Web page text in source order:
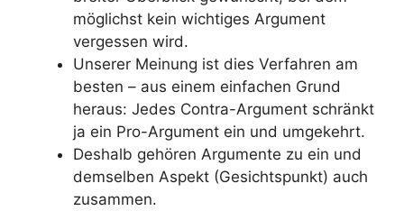
möglichst kein wichtiges Argument
vergessen wird.
Unserer Meinung ist dies Verfahren am
besten – aus einem einfachen Grund
heraus: Jedes Contra-Argument schränkt
ja ein Pro-Argument ein und umgekehrt.
Deshalb gehören Argumente zu ein und
demselben Aspekt (Gesichtspunkt) auch
zusammen.